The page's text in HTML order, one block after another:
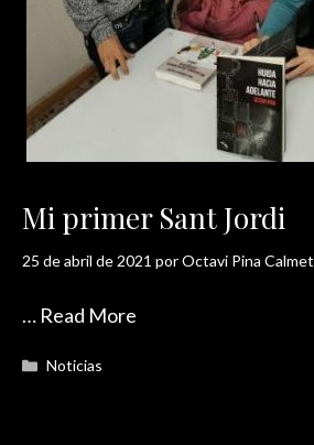
Mi primer Sant Jordi
25 de abril de 2021 porOctavi Pina Calmet
… Read More
Categorías
Noticias